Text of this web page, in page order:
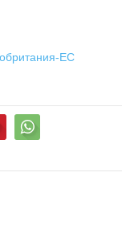
ЕС